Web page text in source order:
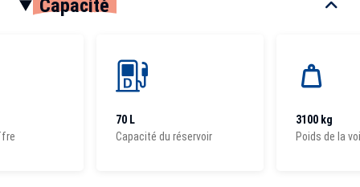
Capacité
70 L
Capacité du réservoir
3100 kg
Poids de la